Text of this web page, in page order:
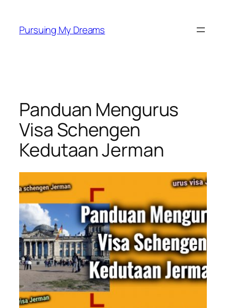
content
Pursuing My Dreams
Panduan Mengurus
Visa Schengen
Kedutaan Jerman